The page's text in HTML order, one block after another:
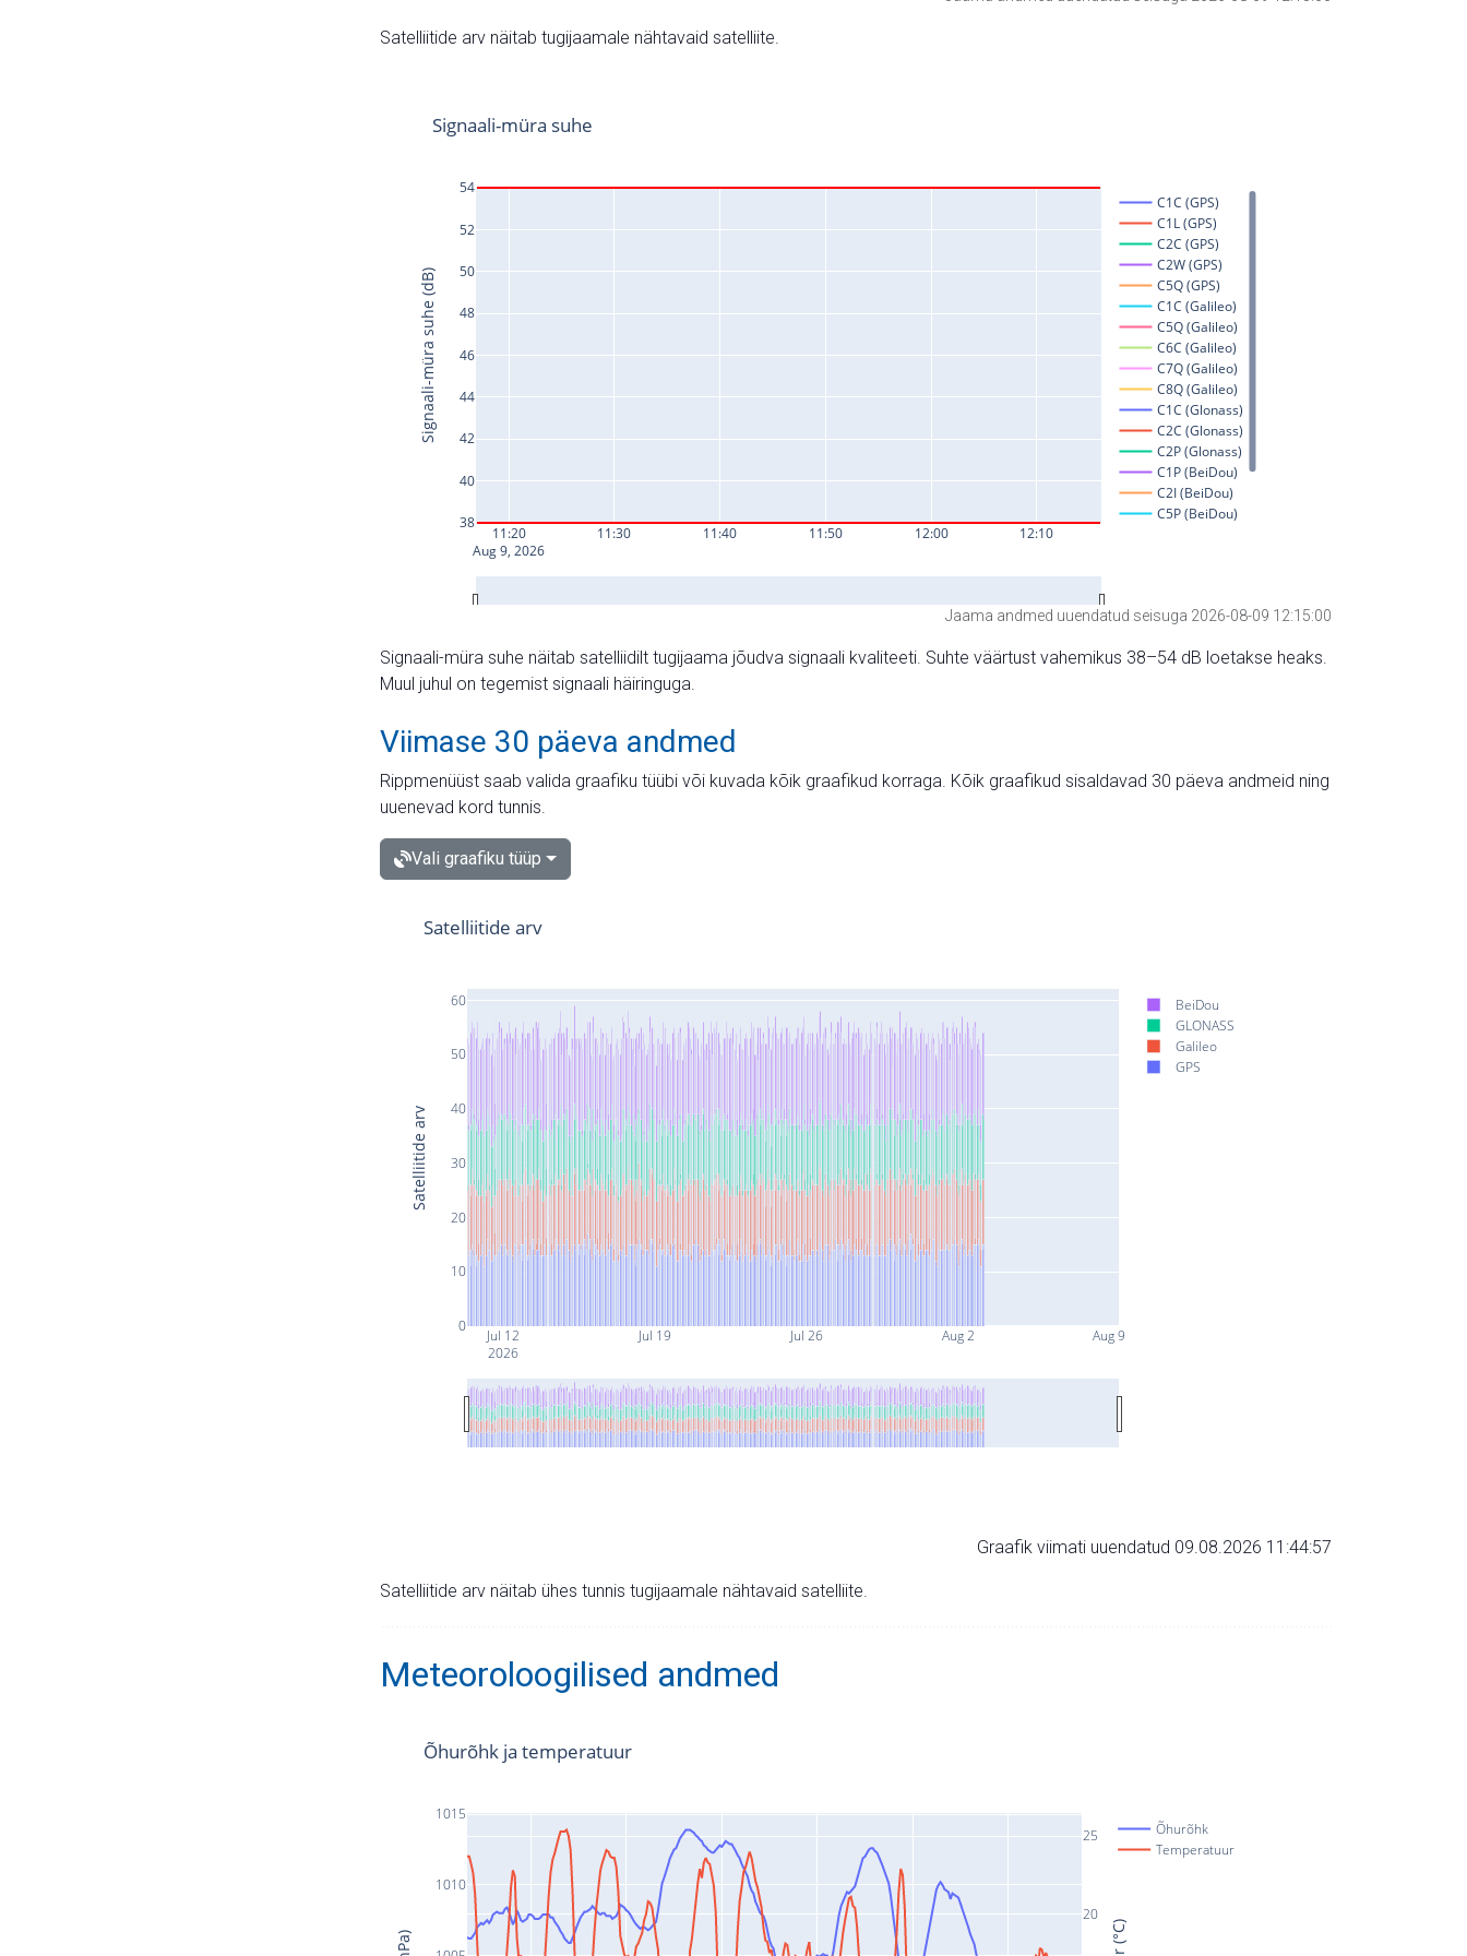
Satelliitide arv näitab tugijaamale nähtavaid satelliite.
Jaama andmed uuendatud seisuga 2026-08-09 12:15:00
Signaali-müra suhe näitab satelliidilt tugijaama jõudva signaali kvaliteeti. Suhte väärtust vahemikus 38–54 dB loetakse heaks.
Muul juhul on tegemist signaali häiringuga.
Viimase 30 päeva andmed
Rippmenüüst saab valida graafiku tüübi või kuvada kõik graafikud korraga. Kõik graafikud sisaldavad 30 päeva andmeid ning
uuenevad kord tunnis.
Vali graafiku tüüp
Jul 12
2026
Jul 19 Jul 26 Aug 2 Aug 9
0
10
20
30
40
50
60
BeiDou
GLONASS
Galileo
GPS
Satelliitide arv
Satelliitide arv
Graafik viimati uuendatud 09.08.2026 11:44:57
Satelliitide arv näitab ühes tunnis tugijaamale nähtavaid satelliite.
Meteoroloogilised andmed
1010
1015
20
25
Õhurõhk
Temperatuur
Õhurõhk ja temperatuur